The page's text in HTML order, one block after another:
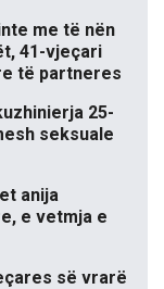
me të nën
41-vjeçari
të partneres
25-
seksuale
anija
e vetmja e
së vrarë